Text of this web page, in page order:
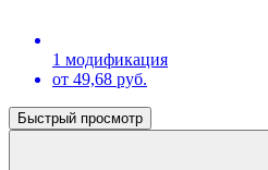
1 модификация
от 49,68 руб.
Быстрый просмотр